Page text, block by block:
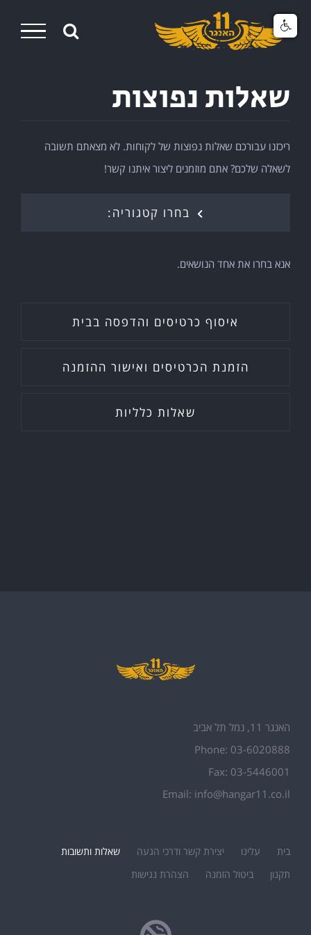
Skip
שאלות נפוצות
ריכזנו עבורכם שאלות נפוצות של לקוחות. לא מצאתם תשובה
לשאלה שלכם? אתם מוזמנים ליצור איתנו קשר!
בחרו קטגוריה:
אנא בחרו את אחד הנושאים.
איסוף כרטיסים והדפסה בבית
הזמנת הכרטיסים ואישור ההזמנה
שאלות כלליות
האנגר 11, נמל תל אביב
Phone: 03-6020888
Fax: 03-5446001
Email: info@hangar11.co.il
בית עלינו יצירת קשר ודרכי הגעה
שאלות ותשובות
תקנון
ביטול הזמנה הצהרת נגישות